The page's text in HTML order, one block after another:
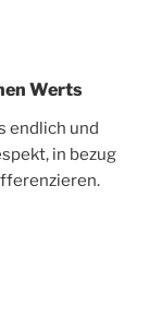
Werts
endlich und
in bezug